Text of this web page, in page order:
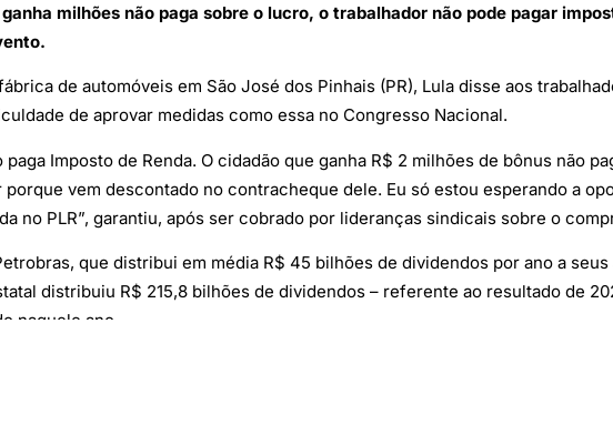
milhões não paga sobre o lucro, o trabalhador não pode pagar
de automóveis em São José dos Pinhais (PR), Lula disse aos
de aprovar medidas como essa no Congresso Nacional.
Imposto de Renda. O cidadão que ganha R$ 2 milhões de bônus não
vem descontado no contracheque dele. Eu só estou esperando a
no PLR”, garantiu, após ser cobrado por lideranças sindicais sobre o
que distribui em média R$ 45 bilhões de dividendos por ano a
distribuiu R$ 215,8 bilhões de dividendos – referente ao resultado de
naquele ano.